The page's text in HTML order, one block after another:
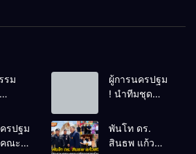
รม
ยวกับ
ผู้การนครปฐม
! นำทีมชุด
เวลา 48
ชม.ไล่ล่าโจ๋
รปฐม
ณะ
พันโท ดร.
สินธพ แก้ว